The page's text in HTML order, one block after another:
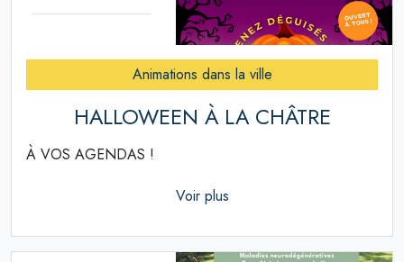
Animations dans la ville
HALLOWEEN À LA CHÂTRE
À VOS AGENDAS !
Voir plus